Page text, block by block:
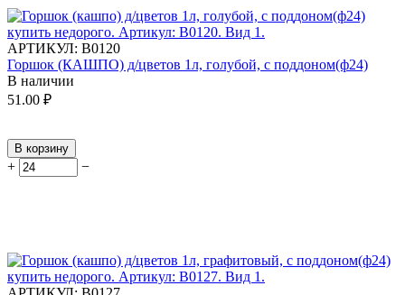
АРТИКУЛ: В0120
Горшок (КАШПО) д/цветов 1л, голубой, с поддоном(ф24)
В наличии
51.00 ₽
В корзину
+ −